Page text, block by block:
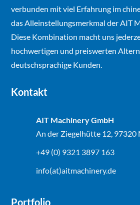
verbunden mit viel Erfahrung im
das Alleinstellungsmerkmal der AIT
Diese Kombination macht uns
hochwertigen und preiswerten
deutschsprachige Kunden.
Kontakt
AIT Machinery GmbH
An der Ziegelhütte 12, 97320
+49 (0) 9321 3897 163
info(at)aitmachinery.de
Portfolio